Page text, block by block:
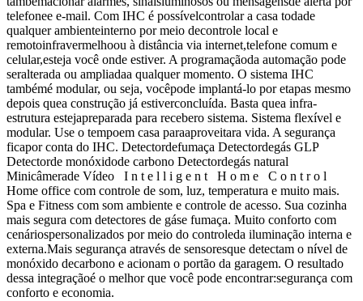
telefonee e-mail. Com IHC é possívelcontrolar a casa todade
qualquer ambienteinterno por meio decontrole local e
remotoinfravermelhoou à distância via internet,telefone comum e
celular,esteja você onde estiver. A programaçãoda automação pode
seralterada ou ampliadaa qualquer momento. O sistema IHC
tambémé modular, ou seja, vocêpode implantá-lo por etapas mesmo
depois quea construção já estiverconcluída. Basta quea infra-
estrutura estejapreparada para recebero sistema. Sistema flexível e
modular. Use o tempoem casa paraaproveitara vida. A segurança
ficapor conta do IHC. Detectordefumaça Detectordegás GLP
Detectorde monóxidode carbono Detectordegás natural
Minicâmerade Vídeo I n t e l l i g e n t H o m e C o n t r o l
Home office com controle de som, luz, temperatura e muito mais.
Spa e Fitness com som ambiente e controle de acesso. Sua cozinha
mais segura com detectores de gáse fumaça. Muito conforto com
cenáriospersonalizados por meio do controleda iluminação interna e
externa.Mais segurança através de sensoresque detectam o nível de
monóxido decarbono e acionam o portão da garagem. O resultado
dessa integraçãoé o melhor que você pode encontrar:segurança com
conforto e economia.